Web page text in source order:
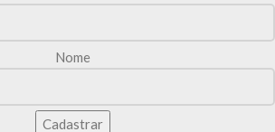
Nome